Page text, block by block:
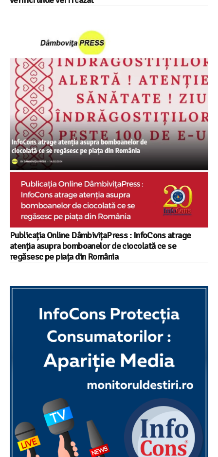
Publicația Online DâmbivițaPress : InfoCons atrage
atenția asupra bomboanelor de ciocolată ce se
regăsesc pe piața din România